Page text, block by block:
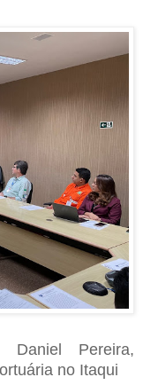
Daniel Pereira,
no Itaqui